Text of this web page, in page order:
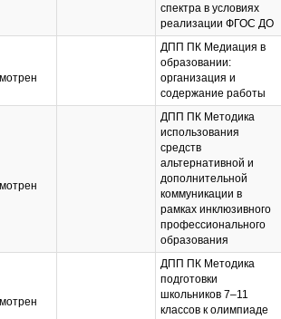
спектра в условиях
реализации ФГОС ДО
ДПП ПК Медиация в
образовании:
организация и
содержание работы
ДПП ПК Методика
использования
средств
альтернативной и
дополнительной
коммуникации в
рамках инклюзивного
профессионального
образования
ДПП ПК Методика
подготовки
школьников 7–11
классов к олимпиаде